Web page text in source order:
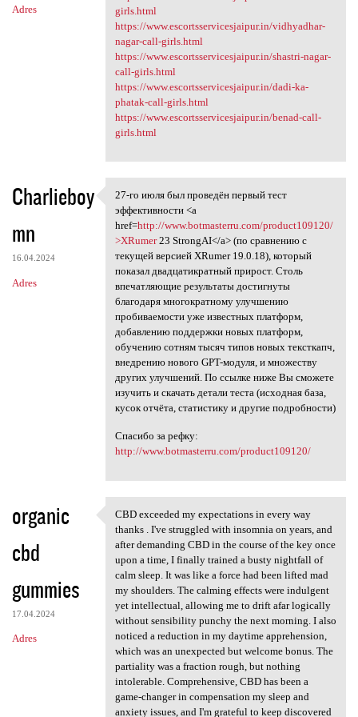
Adres
girls.html
https://www.escortsservicesjaipur.in/vidhyadhar-
nagar-call-girls.html
https://www.escortsservicesjaipur.in/shastri-nagar-
call-girls.html
https://www.escortsservicesjaipur.in/dadi-ka-
phatak-call-girls.html
https://www.escortsservicesjaipur.in/benad-call-
girls.html
Charlieboy
mn
16.04.2024
Adres
27-го июля был проведён
27-го июля был проведён первый тест
эффективности <a
href=http://www.botmasterru.com/product109120/
>XRumer23 StrongAI</a> (по сравнению с
текущей версией XRumer 19.0.18), который
показал двадцатикратный прирост. Столь
впечатляющие результаты достигнуты
благодаря многократному улучшению
пробиваемости уже известных платформ,
добавлению поддержки новых платформ,
обучению сотням тысяч типов новых тексткапч,
внедрению нового GPT-модуля, и множеству
других улучшений. По ссылке ниже Вы сможете
изучить и скачать детали теста (исходная база,
кусок отчёта, статистику и другие подробности)
Спасибо за рефку:
http://www.botmasterru.com/product109120/
organic
cbd
gummies
17.04.2024
Adres
CBD exceeded my expectations
CBD exceeded my expectations in every way
thanks . I've struggled with insomnia on years, and
after demanding CBD in the course of the key once
upon a time, I finally trained a busty nightfall of
calm sleep. It was like a force had been lifted mad
my shoulders. The calming effects were indulgent
yet intellectual, allowing me to drift afar logically
without sensibility punchy the next morning. I also
noticed a reduction in my daytime apprehension,
which was an unexpected but welcome bonus. The
partiality was a fraction rough, but nothing
intolerable. Comprehensive, CBD has been a
game-changer in compensation my sleep and
anxiety issues, and I'm grateful to keep discovered